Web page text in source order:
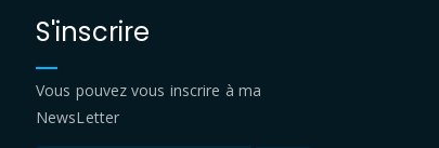
S'inscrire
Vous pouvez vous inscrire à ma
NewsLetter